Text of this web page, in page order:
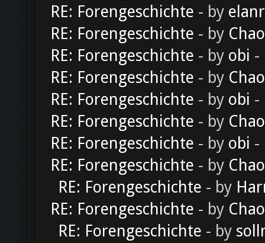
RE: Forengeschichte - by
RE: Forengeschichte - by
RE: Forengeschichte - by obi -
RE: Forengeschichte - by
RE: Forengeschichte - by obi -
RE: Forengeschichte - by
RE: Forengeschichte - by obi -
RE: Forengeschichte - by
RE: Forengeschichte - by
RE: Forengeschichte - by
RE: Forengeschichte - by